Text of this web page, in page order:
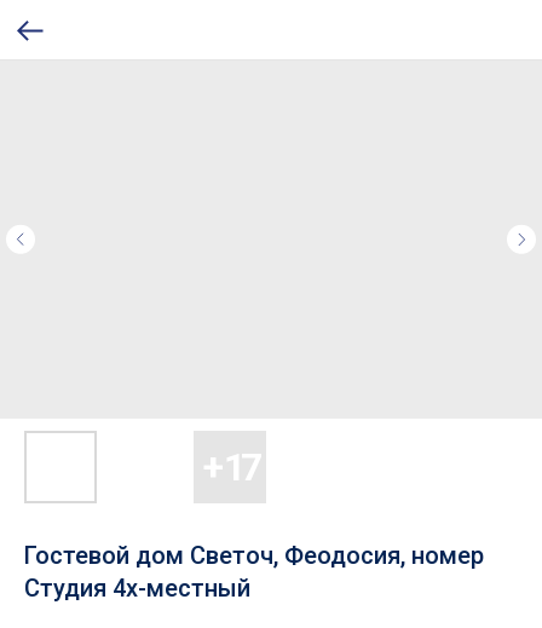
Гостевой дом Светоч, Феодосия, номер
Студия 4х-местный